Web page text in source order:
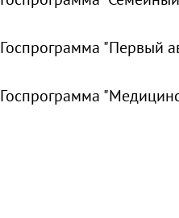
Госпрограмма "Первый
Госпрограмма